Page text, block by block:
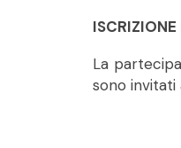
La
sono invitati